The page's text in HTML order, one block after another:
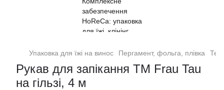
Упаковка для їжі на винос Пергамент, фольга, плівка
Рукав для запікання ТМ Frau Tau
на гільзі, 4 м